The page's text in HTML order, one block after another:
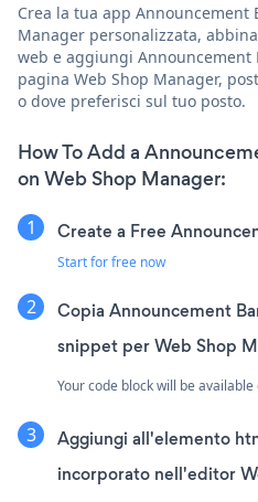
Crea la tua app Announcement
Manager personalizzata,
web e aggiungi Announcement
pagina Web Shop Manager,
o dove preferisci sul tuo posto.
How To Add a
on Web Shop Manager:
Create a Free
Start for free now
Copia Announcement
snippet per Web Shop
Your code block will be
Aggiungi all'elemento
incorporato nell'editor